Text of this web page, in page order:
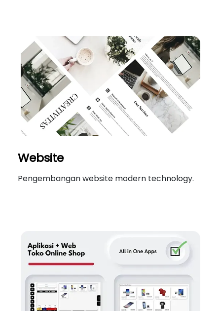
Website
Pengembangan website modern technology.